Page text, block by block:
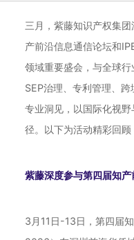
三月，紫藤知识产权集
产前沿信息通信论坛和
领域重要盛会，与全球
SEP治理、专利管理、
专业洞见，以国际化视
径。以下为活动精彩回顾
紫藤深度参与第四届知
3月11日-13日，第四届